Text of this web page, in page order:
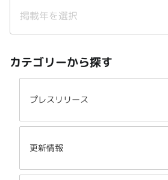
カテゴリーから探す
プレスリリース
更新情報